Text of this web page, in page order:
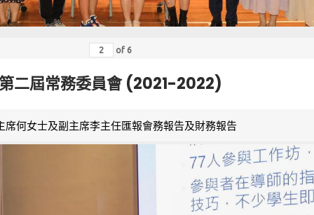
of 6
二屆常務委員會 (2021-2022)
席何女士及副主席李主任匯報會務報告及財務報告